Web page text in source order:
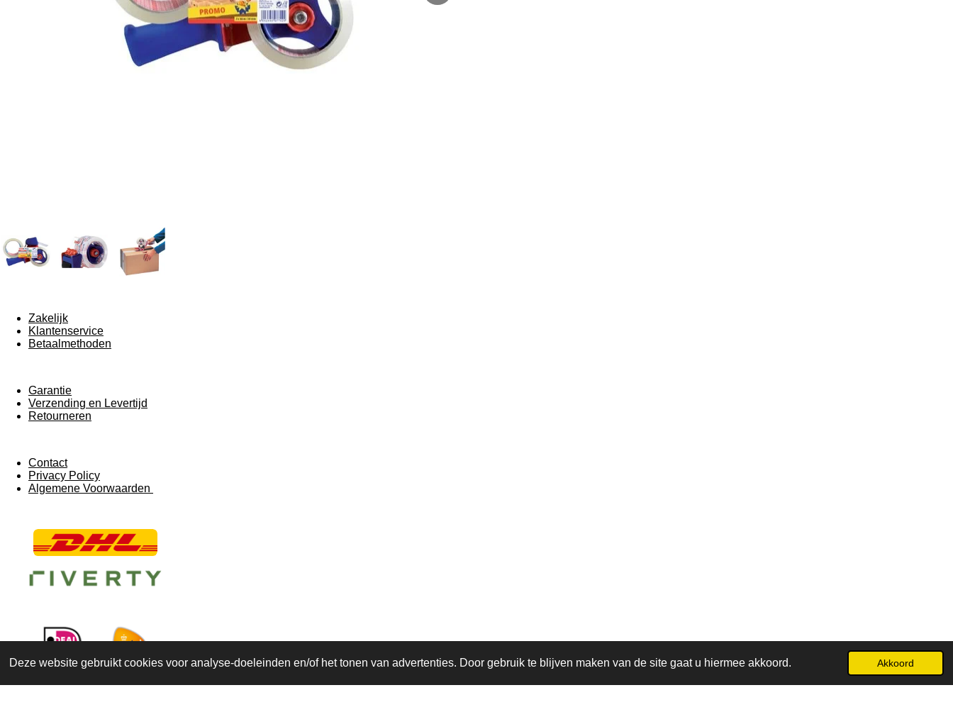
Deze website gebruikt cookies voor analyse-doeleinden en/of het tonen van advertenties. Door gebruik te blijven maken van de site gaat u hiermee akkoord. Akkoord
Zakelijk
Klantenservice
Betaalmethoden
Garantie
Verzending en Levertijd
Retourneren
Contact
Privacy Policy
Algemene Voorwaarden